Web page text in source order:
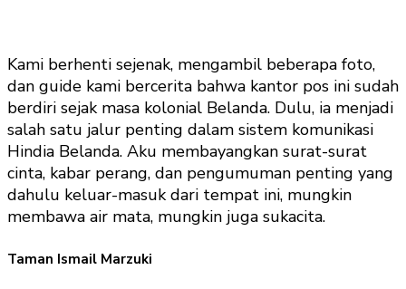
Kami berhenti sejenak, mengambil beberapa foto,
dan guide kami bercerita bahwa kantor pos ini sudah
berdiri sejak masa kolonial Belanda. Dulu, ia menjadi
salah satu jalur penting dalam sistem komunikasi
Hindia Belanda. Aku membayangkan surat-surat
cinta, kabar perang, dan pengumuman penting yang
dahulu keluar-masuk dari tempat ini, mungkin
membawa air mata, mungkin juga sukacita.
Taman Ismail Marzuki